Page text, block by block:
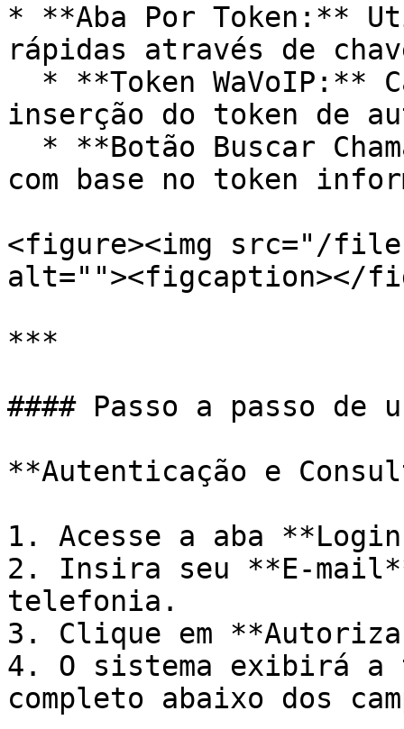
* **Aba Por Token:**
rápidas através de
inserção do token de
com base no token
<figure><img src="/files/
alt=""><figcaption></
***
#### Passo a passo de
**Autenticação e
1. Acesse a aba **Login
2. Insira seu **E-
telefonia.
3. Clique em
4. O sistema exibirá a
completo abaixo dos